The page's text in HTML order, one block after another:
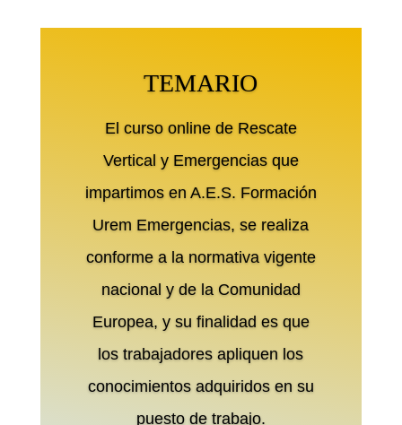
TEMARIO
El curso online de Rescate
Vertical y Emergencias que
impartimos en A.E.S. Formación
Urem Emergencias, se realiza
conforme a la normativa vigente
nacional y de la Comunidad
Europea, y su finalidad es que
los trabajadores apliquen los
conocimientos adquiridos en su
puesto de trabajo.